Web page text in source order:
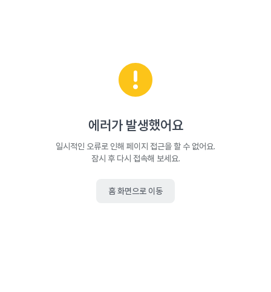
에러가 발생했어요
일시적인 오류로 인해 페이지 접근을 할 수 없어요.
잠시 후 다시 접속해 보세요.
홈 화면으로 이동